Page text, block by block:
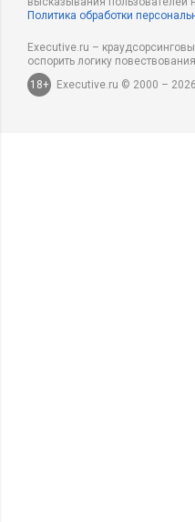
Политика обработки
Executive.ru –
оспорить логику
18+
Executive.ru © 2000 –